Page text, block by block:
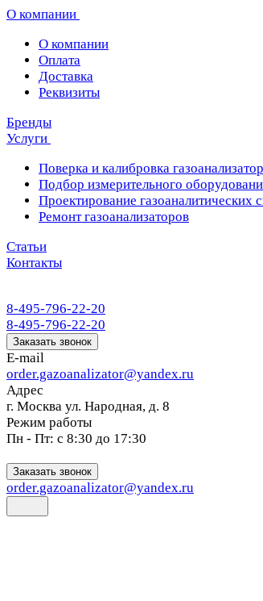
О компании
О компании
Оплата
Доставка
Реквизиты
Бренды
Услуги
Поверка и калибровка
Подбор измерительного
Проектирование газоаналитических
Ремонт газоанализаторов
Статьи
Контакты
8-495-796-22-20
8-495-796-22-20
Заказать звонок
E-mail
order.gazoanalizator@yandex.ru
Адрес
г. Москва ул. Народная, д. 8
Режим работы
Пн - Пт: с 8:30 до 17:30
Заказать звонок
order.gazoanalizator@yandex.ru